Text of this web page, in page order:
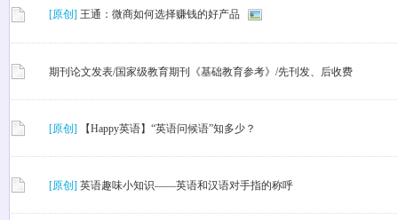
[原创] 王通：微商如何选择赚钱的好产品
期刊论文发表/国家级教育期刊《基础教育参考》/先刊发、后收费
[原创] 【Happy英语】“英语问候语”知多少？
[原创] 英语趣味小知识——英语和汉语对手指的称呼